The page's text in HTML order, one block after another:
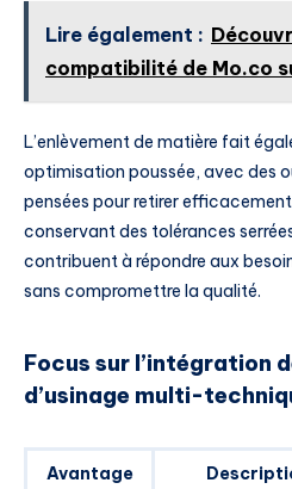
Lire également :
compatibilité de Mo.co
L’enlèvement de matière fait
optimisation poussée, avec des
pensées pour retirer
conservant des tolérances
contribuent à répondre aux
sans compromettre la qualité.
Focus sur l’intégration
d’usinage multi-
Avantage